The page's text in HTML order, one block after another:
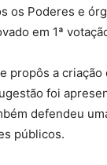
os Poderes e
em 1ª
propôs a
foi
defendeu
públicos.